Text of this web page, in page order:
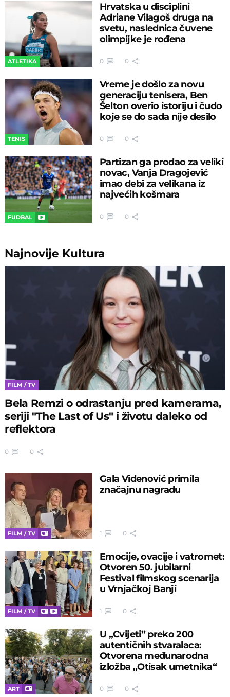
ATLETIKA
Hrvatska u disciplini
Adriane Vilagoš druga na
svetu, naslednica čuvene
olimpijke je rođena
0 0
TENIS
Vreme je došlo za novu
generaciju tenisera, Ben
Šelton overio istoriju i čudo
koje se do sada nije desilo
0 0
FUDBAL
Partizan ga prodao za veliki
novac, Vanja Dragojević
imao debi za velikana iz
najvećih košmara
0 0
Najnovije Kultura
FILM / TV
Bela Remzi o odrastanju pred kamerama,
seriji "The Last of Us" i životu daleko od
reflektora
0 0
FILM / TV
Gala Videnović primila
značajnu nagradu
1 0
FILM / TV
Emocije, ovacije i vatromet:
Otvoren 50. jubilarni
Festival filmskog scenarija
u Vrnjačkoj Banji
1 0
ART
U „Cvijeti” preko 200
autentičnih stvaralaca:
Otvorena međunarodna
izložba „Otisak umetnika“
0 0